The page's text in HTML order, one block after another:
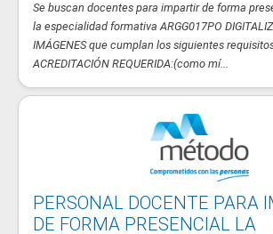
Se buscan docentes para impartir de forma
la especialidad formativa ARGG017PO
IMÁGENES que cumplan los siguientes
ACREDITACIÓN REQUERIDA:(como mí...
PERSONAL DOCENTE PARA
DE FORMA PRESENCIAL LA